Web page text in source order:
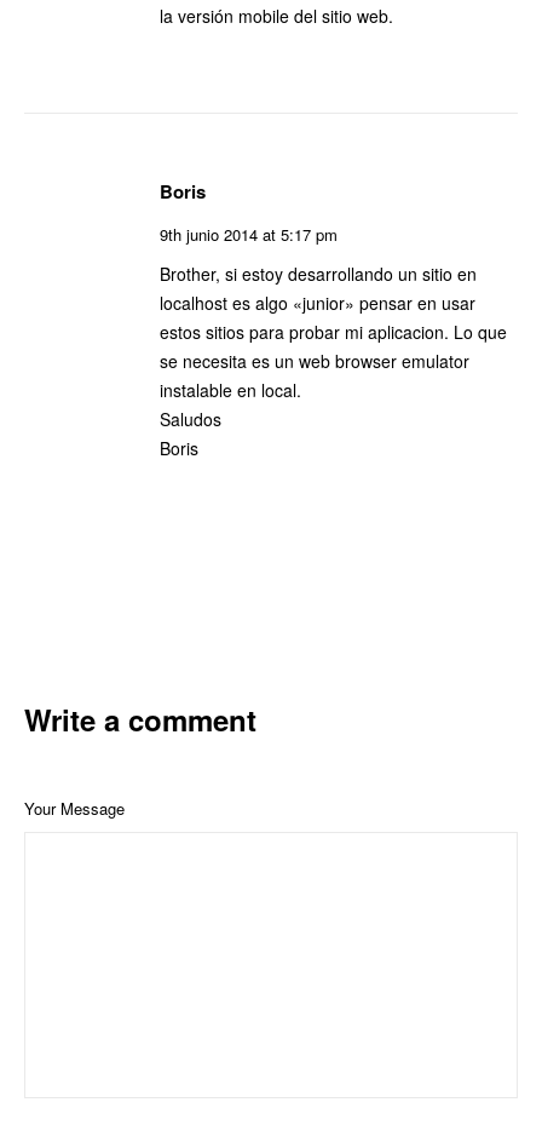
la versión mobile del sitio web.
Boris
9th junio 2014 at 5:17 pm
Brother, si estoy desarrollando un sitio en
localhost es algo «junior» pensar en usar
estos sitios para probar mi aplicacion. Lo que
se necesita es un web browser emulator
instalable en local.
Saludos
Boris
Write a comment
Your Message